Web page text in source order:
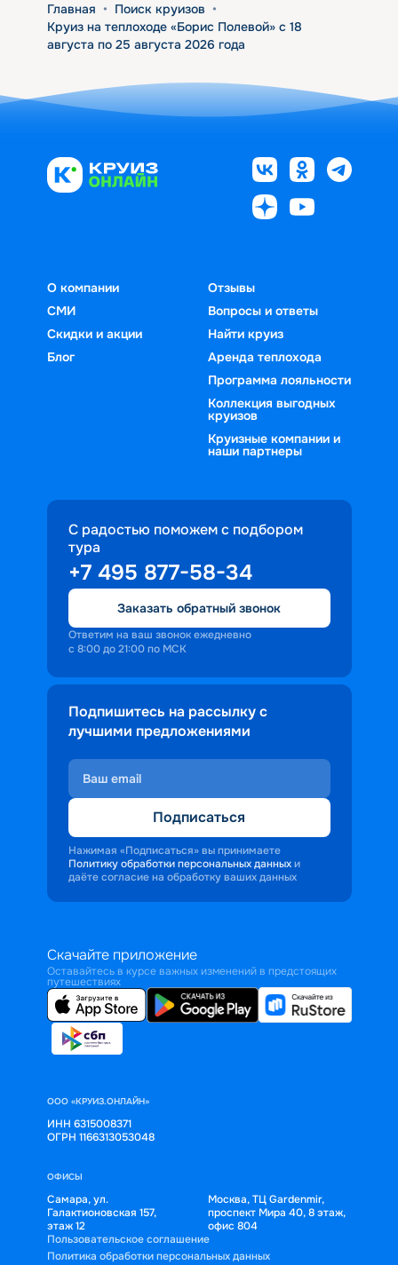
Главная • Поиск круизов •
Круиз на теплоходе «Борис Полевой» с 18
августа по 25 августа 2026 года
О компании
СМИ
Скидки и акции
Блог
Отзывы
Вопросы и ответы
Найти круиз
Аренда теплохода
Программа лояльности
Коллекция выгодных
круизов
Круизные компании и
наши партнеры
С радостью поможем с подбором
тура
+7 495 877-58-34
Заказать обратный звонок
Ответим на ваш звонок ежедневно
с 8:00 до 21:00 по МСК
Подпишитесь на рассылку с
лучшими предложениями
Подписаться
Нажимая «Подписаться» вы принимаете
Политику обработки персональных данных и
даёте согласие на обработку ваших данных
Скачайте приложение
Оставайтесь в курсе важных изменений в предстоящих
путешествиях
ООО «КРУИЗ.ОНЛАЙН»
ИНН 6315008371
ОГРН 1166313053048
ОФИСЫ
Самара, ул.
Галактионовская 157,
этаж 12
Москва, ТЦ Gardenmir,
проспект Мира 40, 8 этаж,
офис 804
Пользовательское соглашение
Политика обработки персональных данных